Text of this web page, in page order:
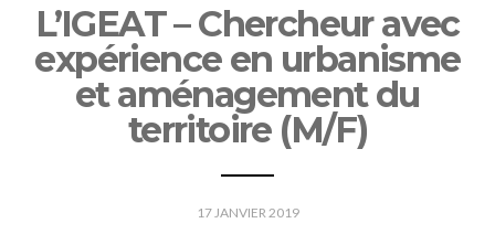
L’IGEAT – Chercheur avec
expérience en urbanisme
et aménagement du
territoire (M/F)
17 JANVIER 2019